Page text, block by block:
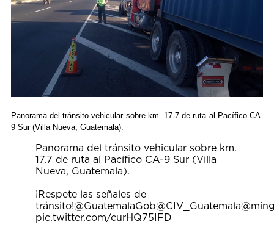
Panorama del tránsito vehicular sobre km. 17.7 de ruta al Pacífico CA-
9 Sur (Villa Nueva, Guatemala).
Panorama del tránsito vehicular sobre km.
17.7 de ruta al Pacífico CA-9 Sur (Villa
Nueva, Guatemala).
¡Respete las señales de
tránsito!@GuatemalaGob@CIV_Guatemala
pic.twitter.com/curHQ75IFD